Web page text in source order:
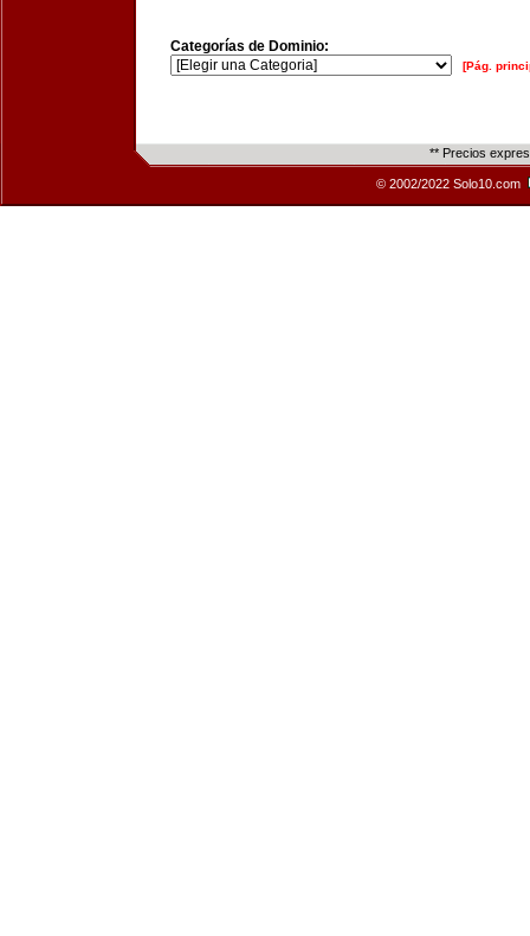
Categorías de Dominio:
[Pág.
** Precios
© 2002/2022 Solo10.com